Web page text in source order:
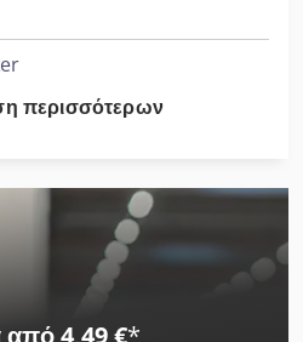
περισσότερων
από 4,49 €*